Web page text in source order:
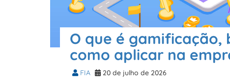
O que é gamificação,
como aplicar na
FIA 20 de julho de 2026